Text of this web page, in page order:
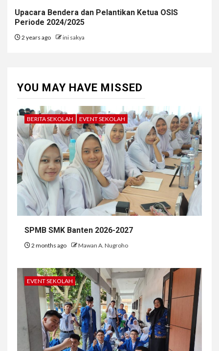
Upacara Bendera dan Pelantikan Ketua OSIS
Periode 2024/2025
2 years ago ini sakya
YOU MAY HAVE MISSED
BERITA SEKOLAH EVENT SEKOLAH
SPMB SMK Banten 2026-2027
2 months ago Mawan A. Nugroho
EVENT SEKOLAH